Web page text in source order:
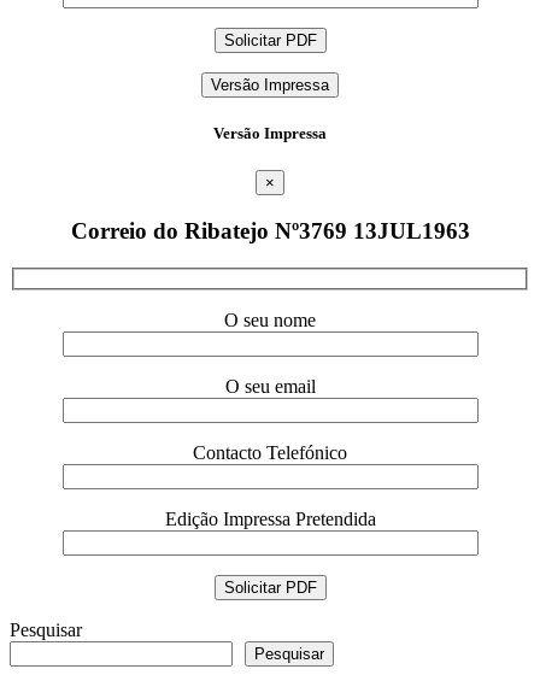
Versão Impressa
Versão Impressa
×
Correio do Ribatejo Nº3769 13JUL1963
O seu nome
O seu email
Contacto Telefónico
Edição Impressa Pretendida
Pesquisar
Pesquisar